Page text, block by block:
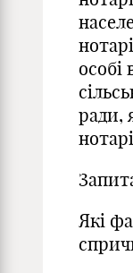
особі
ради,
Які